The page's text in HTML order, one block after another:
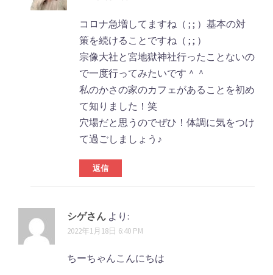
コロナ急増してますね（ ; ; ）基本の対
策を続けることですね（ ; ; ）
宗像大社と宮地獄神社行ったことないの
で一度行ってみたいです＾＾
私のかさの家のカフェがあることを初め
て知りました！笑
穴場だと思うのでぜひ！体調に気をつけ
て過ごしましょう♪
返信
シゲさん より:
2022年1月18日 6:40 PM
ちーちゃんこんにちは